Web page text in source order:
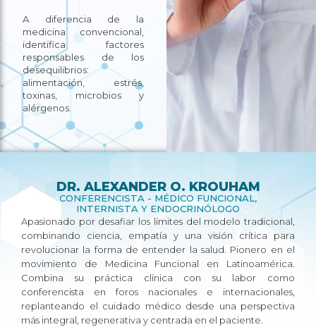
A diferencia de la
medicina convencional,
identifica factores
responsables de los
desequilibrios:
alimentación, estrés,
toxinas, microbios y
alérgenos.
DR. ALEXANDER O. KROUHAM
CONFERENCISTA - MÉDICO FUNCIONAL,
INTERNISTA Y ENDOCRINÓLOGO
Apasionado por desafiar los límites del modelo tradicional,
combinando ciencia, empatía y una visión crítica para
revolucionar la forma de entender la salud. Pionero en el
movimiento de Medicina Funcional en Latinoamérica.
Combina su práctica clínica con su labor como
conferencista en foros nacionales e internacionales,
replanteando el cuidado médico desde una perspectiva
más integral, regenerativa y centrada en el paciente.